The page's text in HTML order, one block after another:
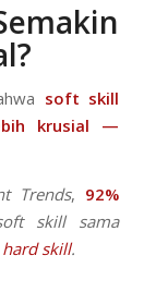
soft skill
krusial —
Trends, 92%
skill sama
hard skill.